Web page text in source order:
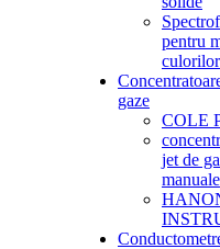
pentru
culorilor
gaze
COLE
jet de
manuale